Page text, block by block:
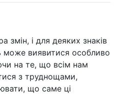
змін, і для деяких знаків
може виявитися особливо
на те, що всім нам
з труднощами,
що саме ці